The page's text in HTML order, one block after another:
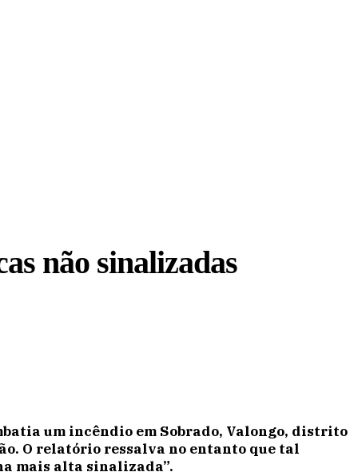
não sinalizadas
um incêndio em Sobrado, Valongo, distrito
O relatório ressalva no entanto que tal
mais alta sinalizada”.